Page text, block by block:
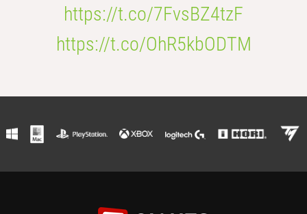
https://t.co/7FvsBZ4tzF
https://t.co/OhR5kbODTM